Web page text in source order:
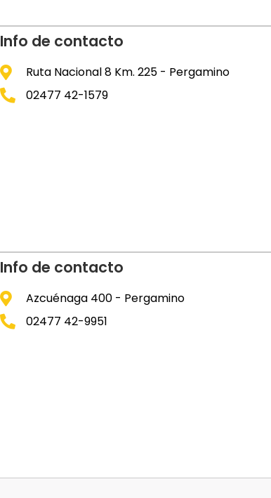
Info de contacto
Ruta Nacional 8 Km. 225 - Pergamino
02477 42-1579
Info de contacto
Azcuénaga 400 - Pergamino
02477 42-9951